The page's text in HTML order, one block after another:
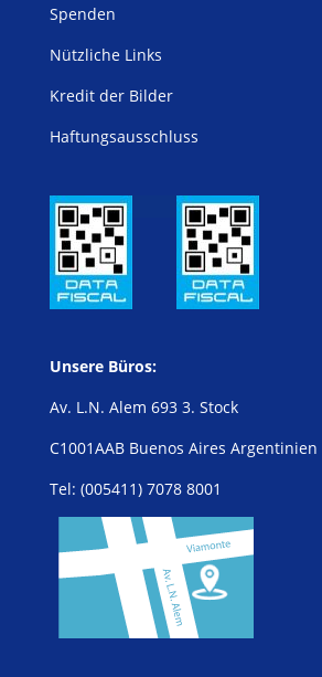
Spenden
Nützliche Links
Kredit der Bilder
Haftungsausschluss
Unsere Büros:
Av. L.N. Alem 693 3. Stock
C1001AAB Buenos Aires Argentinien
Tel: (005411) 7078 8001